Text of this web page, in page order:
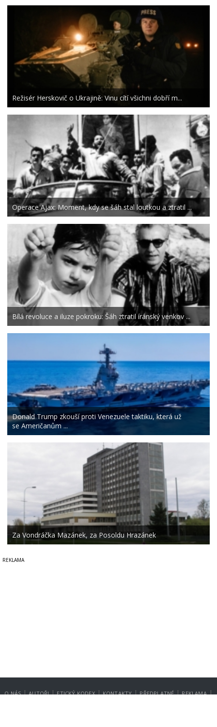
Režisér Herskovič o Ukrajině: Vinu cítí všichni dobří m...
Operace Ajax: Moment, kdy se šáh stal loutkou a ztratil ...
Bílá revoluce a iluze pokroku: Šáh ztratil íránský venkov ...
Donald Trump zkouší proti Venezuele taktiku, která už
se Američanům ...
Za Vondráčka Mazánek, za Posoldu Hrazánek
O NÁS | AUTOŘI | ETICKÝ KODEX | KONTAKTY | PŘEDPLATNÉ | REKLAMA |